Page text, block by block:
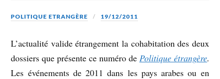
POLITIQUE ETRANGÈRE 19/12/2011
L’actualité valide étrangement la cohabitation des deux
dossiers que présente ce numéro de Politique étrangère.
Les événements de 2011 dans les pays arabes ou en